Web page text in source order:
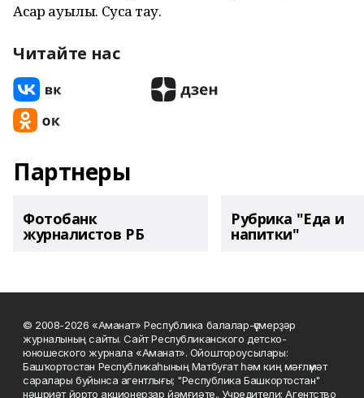
Асҡар ауылы. Сусаҡ тау.
Читайте нас
Партнеры
Фотобанк
журналистов РБ
Рубрика "Еда и
напитки"
© 2008-2026 «Аманат» Республика балалар-үҫмерҙәр
журналының сайты. Сайт Республиканского детско-
юношеского журнала «Аманат». Ойоштороусылары:
Башҡортостан Республикаһының Матбуғат һәм киң мәғлүмәт
саралары буйынса агентлығы; "Республика Башкортостан"
нәшриәт йорто акционерҙар йәмғиәте.. Учредители: Агентство